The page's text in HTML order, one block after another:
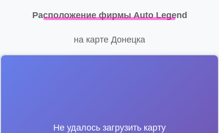
Расположение фирмы Auto Legend
на карте Донецка
Не удалось загрузить карту